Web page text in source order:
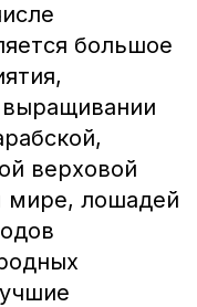
большое
верховой
мире, лошадей